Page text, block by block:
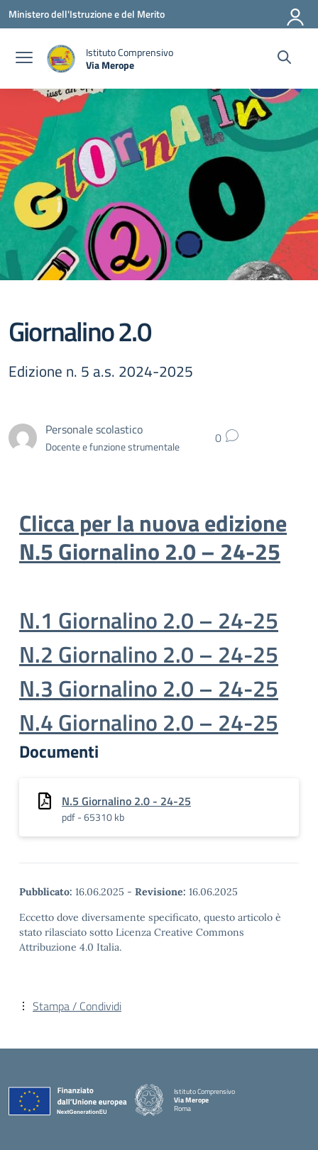
Vai ai contenuti
Vai al menu di navigazione
Vai al footer
Ministero dell'Istruzione e del Merito
Istituto Comprensivo
Via Merope
Giornalino 2.0
Edizione n. 5 a.s. 2024-2025
Personale scolastico
Docente e funzione strumentale 0
Clicca per la nuova edizione
N.5 Giornalino 2.0 – 24-25
N.1 Giornalino 2.0 – 24-25
N.2 Giornalino 2.0 – 24-25
N.3 Giornalino 2.0 – 24-25
N.4 Giornalino 2.0 – 24-25
Documenti
N.5 Giornalino 2.0 - 24-25
pdf - 65310 kb
Pubblicato: 16.06.2025 - Revisione: 16.06.2025
Eccetto dove diversamente specificato, questo articolo è
stato rilasciato sotto Licenza Creative Commons
Attribuzione 4.0 Italia.
Stampa / Condividi
Istituto Comprensivo
Via Merope
Roma